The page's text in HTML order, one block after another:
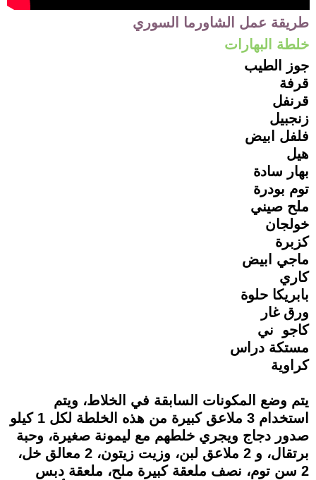
طريقة عمل الشاورما السوري
خلطة البهارات
جوز الطيب
قرفة
قرنفل
زنجبيل
فلفل ابيض
هيل
بهار سادة
توم بودرة
ملح صيني
خولجان
كزبرة
ماجي ابيض
كاري
بابريكا حلوة
ورق غار
كاجو ني
مستكة دراس
كراوية
يتم وضع المكونات السابقة في الخلاط، ويتم
استخدام 3 ملاعق كبيرة من هذه الخلطة لكل 1 كيلو
صدور دجاج ويجري خلطهم مع ليمونة صغيرة، وحبة
برتقال، و 2 ملاعق لبن، وزيت زيتون، 2 معالق خل،
2 سن توم، نصف ملعقة كبيرة ملح، ملعقة دبس